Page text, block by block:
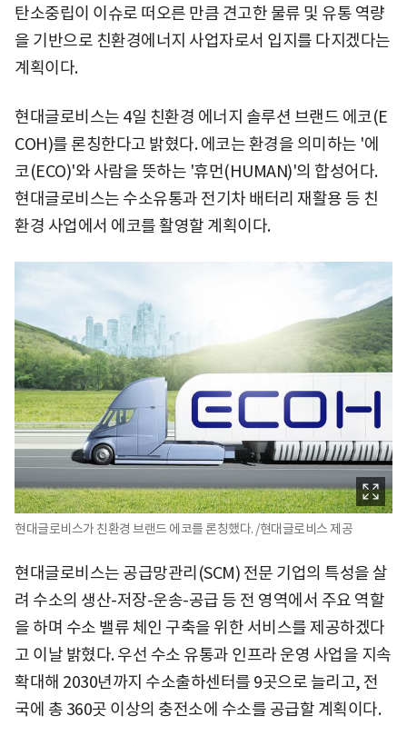
탄소중립이 이슈로 떠오른 만큼 견고한 물류 및 유통 역량
을 기반으로 친환경에너지 사업자로서 입지를 다지겠다는
계획이다.
현대글로비스는 4일 친환경 에너지 솔루션 브랜드 에코(E
COH)를 론칭한다고 밝혔다. 에코는 환경을 의미하는 '에
코(ECO)'와 사람을 뜻하는 '휴먼(HUMAN)'의 합성어다.
현대글로비스는 수소유통과 전기차 배터리 재활용 등 친
환경 사업에서 에코를 활영할 계획이다.
현대글로비스가 친환경 브랜드 에코를 론칭했다. /현대글로비스 제공
현대글로비스는 공급망관리(SCM) 전문 기업의 특성을 살
려 수소의 생산-저장-운송-공급 등 전 영역에서 주요 역할
을 하며 수소 밸류 체인 구축을 위한 서비스를 제공하겠다
고 이날 밝혔다. 우선 수소 유통과 인프라 운영 사업을 지속
확대해 2030년까지 수소출하센터를 9곳으로 늘리고, 전
국에 총 360곳 이상의 충전소에 수소를 공급할 계획이다.